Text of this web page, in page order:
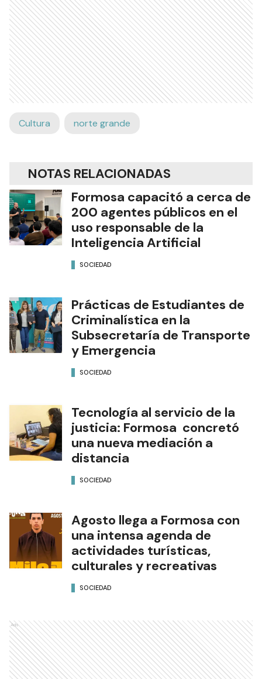
Cultura norte grande
NOTAS RELACIONADAS
Formosa capacitó a cerca de
200 agentes públicos en el
uso responsable de la
Inteligencia Artificial
SOCIEDAD
Prácticas de Estudiantes de
Criminalística en la
Subsecretaría de Transporte
y Emergencia
SOCIEDAD
Tecnología al servicio de la
justicia: Formosa concretó
una nueva mediación a
distancia
SOCIEDAD
Agosto llega a Formosa con
una intensa agenda de
actividades turísticas,
culturales y recreativas
SOCIEDAD
Ads